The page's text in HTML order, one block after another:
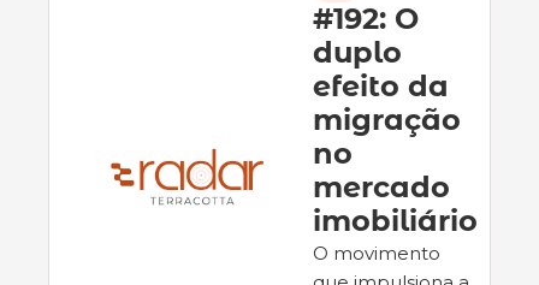
#192: O
duplo
efeito da
migração
no
mercado
imobiliário
O movimento